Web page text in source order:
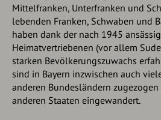
Mittelfranken, Unterfranken und
lebenden Franken, Schwaben und
haben dank der nach 1945
Heimatvertriebenen (vor allem
starken Bevölkerungszuwachs
sind in Bayern inzwischen auch
anderen Bundesländern
anderen Staaten eingewandert.